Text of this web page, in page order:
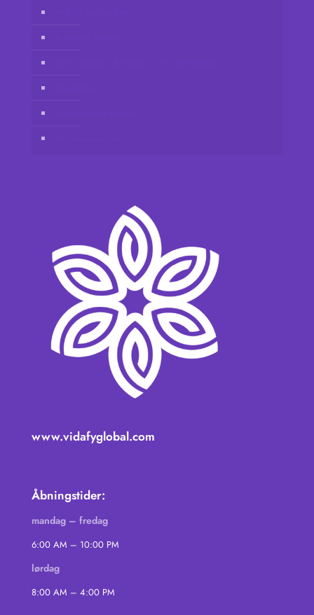
www.vidafyglobal.com
Åbningstider:
mandag – fredag
6:00 AM – 10:00 PM
lørdag
8:00 AM – 4:00 PM